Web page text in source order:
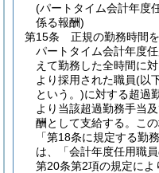
(パートタイム会計年度
係る報酬)
第15条
正規の勤務時間
パートタイム会計年度
えて勤務した全時間に
より採用された職員(以
という。)に対する超過
より当該超過勤務手当
酬として支給する。
こ
「第18条に規定する勤
は、「会計年度任用職
第20条第2項の規定によ